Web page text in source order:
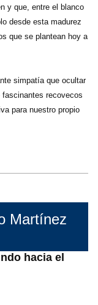
y que, entre el blanco
desde esta madurez
que se plantean hoy a
simpatía que ocultar
recovecos
para nuestro propio
Martínez
hacia el